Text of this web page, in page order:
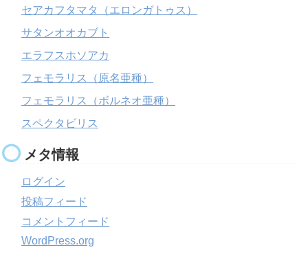
セアカフタマタ（エロンガトゥス）
サタンオオカブト
エラフスホソアカ
フェモラリス（原名亜種）
フェモラリス（ボルネオ亜種）
スペクタビリス
メタ情報
ログイン
投稿フィード
コメントフィード
WordPress.org